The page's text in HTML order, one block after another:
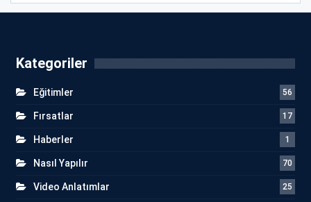
Kategoriler
Eğitimler 56
Fırsatlar 17
Haberler 1
Nasıl Yapılır 70
Video Anlatımlar 25